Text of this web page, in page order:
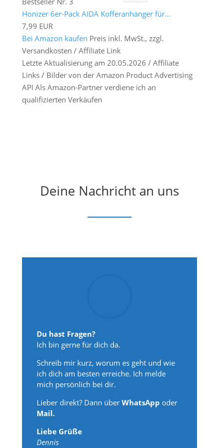
Honizer 6er-Pack AIDA Kofferanhänger für...
7,99 EUR
Bei Amazon kaufen Preis inkl. MwSt., zzgl.
Versandkosten / Affiliate Link
Letzte Aktualisierung am 20.05.2026 / Affiliate
Links / Bilder von der Amazon Product Advertising
API Als Amazon-Partner verdiene ich an
qualifizierten Verkäufen
Deine Nachricht an uns
Du hast Fragen?
Ich bin gerne für dich da.
Schreib mir kurz, worum es geht und wie
ich dich am besten erreiche. Ich melde
mich persönlich bei dir.
Lieber direkt? Dann überWhatsApp oder
Mail.
Liebe Grüße
Dennis